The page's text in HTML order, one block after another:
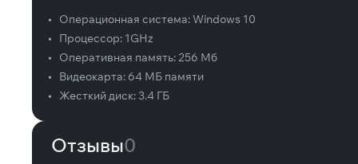
• Операционная система:Windows 10
•
Процессор: 1GHz
•
Оперативная память:256 Мб
•
Видеокарта: 64 МБ памяти
•
Жесткий диск: 3.4 ГБ
Отзывы0